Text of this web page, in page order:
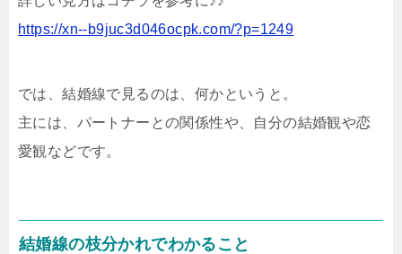
https://xn--b9juc3d046ocpk.com/?p=1249
では、結婚線で見るのは、何かというと。
主には、パートナーとの関係性や、自分の結婚観や恋
愛観などです。
結婚線の枝分かれでわかること